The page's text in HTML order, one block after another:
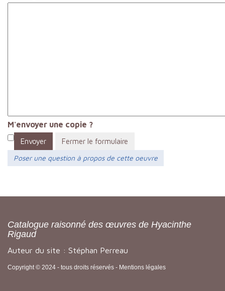
M'envoyer une copie ?
Envoyer
Fermer le formulaire
Poser une question à propos de cette oeuvre
Catalogue raisonné des œuvres de Hyacinthe
Rigaud
Auteur du site : Stéphan Perreau
Copyright © 2024 - tous droits réservés - Mentions légales